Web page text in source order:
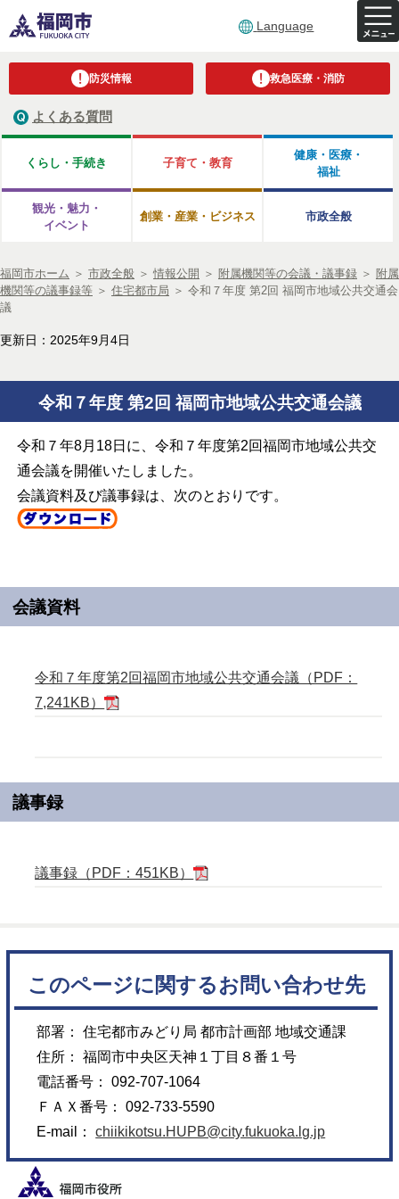
Language
防災情報 救急医療・消防
よくある質問
くらし・手続き 子育て・教育
健康・医療・
福祉
観光・魅力・
イベント
創業・産業・ビジネス 市政全般
福岡市ホーム ＞ 市政全般 ＞ 情報公開 ＞ 附属機関等の会議・議事録 ＞ 附属
機関等の議事録等 ＞ 住宅都市局 ＞ 令和７年度 第2回 福岡市地域公共交通会
議
更新日：2025年9月4日
令和７年度 第2回 福岡市地域公共交通会議
令和７年8月18日に、令和７年度第2回福岡市地域公共交
通会議を開催いたしました。
会議資料及び議事録は、次のとおりです。
会議資料
令和７年度第2回福岡市地域公共交通会議（PDF：
7,241KB）
議事録
議事録（PDF：451KB）
このページに関するお問い合わせ先
部署： 住宅都市みどり局 都市計画部 地域交通課
住所： 福岡市中央区天神１丁目８番１号
電話番号： 092-707-1064
ＦＡＸ番号： 092-733-5590
E-mail：chiikikotsu.HUPB@city.fukuoka.lg.jp